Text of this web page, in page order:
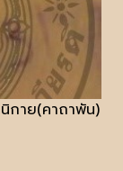
กาย(คาถาพัน)